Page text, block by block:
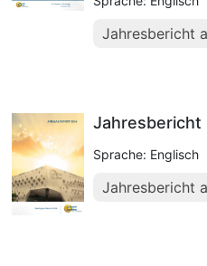
Jahresbericht
Jahresbericht
Sprache: Englisch
Jahresbericht